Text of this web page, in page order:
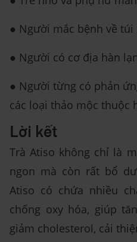
● Người mắc bệnh về túi
● Người có cơ địa hàn
● Người từng có phản
các loại thảo mộc thuộc
Lời kết
Trà Atiso không chỉ là
ngon mà còn rất bổ
Atiso có chứa nhiều
chống oxy hóa, giúp
giảm cholesterol, cải